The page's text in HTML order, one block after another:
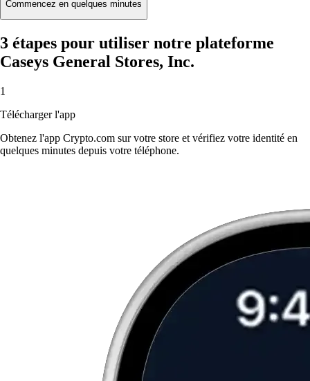
Commencez en quelques minutes
3 étapes pour utiliser notre plateforme
Caseys General Stores, Inc.
1
Télécharger l'app
Obtenez l'app Crypto.com sur votre store et vérifiez votre identité en
quelques minutes depuis votre téléphone.